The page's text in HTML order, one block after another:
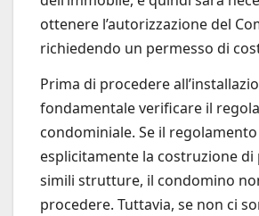
ottenere l’autorizzazione del
richiedendo un permesso di
Prima di procedere
fondamentale verificare il
condominiale. Se il
esplicitamente la costruzione
simili strutture, il condomino
procedere. Tuttavia, se non ci